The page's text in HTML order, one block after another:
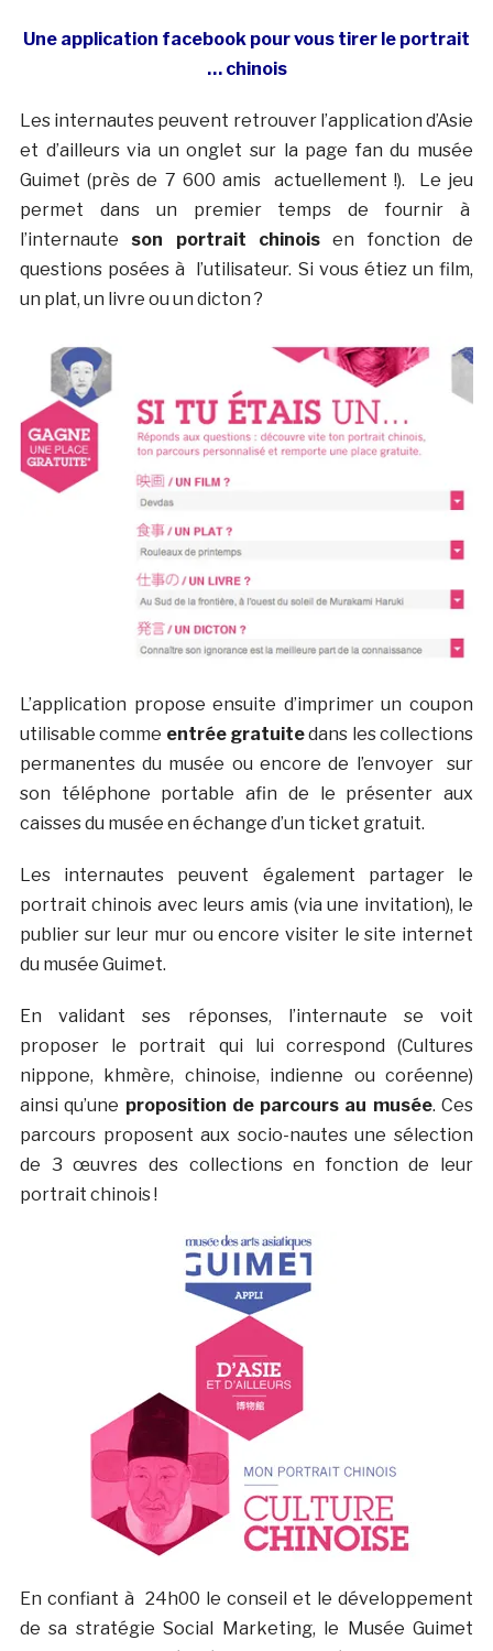
Une application facebook pour vous tirer le portrait
… chinois
Les internautes peuvent retrouver l’application d’Asie
et d’ailleurs via un onglet sur la page fan du musée
Guimet (près de 7 600 amis actuellement !). Le jeu
permet dans un premier temps de fournir à
l’internaute son portrait chinois en fonction de
questions posées à l’utilisateur. Si vous étiez un film,
un plat, un livre ou un dicton ?
L’application propose ensuite d’imprimer un coupon
utilisable comme entrée gratuitedans les collections
permanentes du musée ou encore de l’envoyer sur
son téléphone portable afin de le présenter aux
caisses du musée en échange d’un ticket gratuit.
Les internautes peuvent également partager le
portrait chinois avec leurs amis (via une invitation), le
publier sur leur mur ou encore visiter le site internet
du musée Guimet.
En validant ses réponses, l’internaute se voit
proposer le portrait qui lui correspond (Cultures
nippone, khmère, chinoise, indienne ou coréenne)
ainsi qu’une proposition de parcours au musée. Ces
parcours proposent aux socio-nautes une sélection
de 3 œuvres des collections en fonction de leur
portrait chinois !
En confiant à 24h00 le conseil et le développement
de sa stratégie Social Marketing, le Musée Guimet